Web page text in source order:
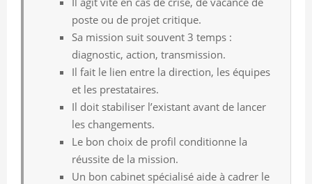
poste ou de projet critique.
Sa mission suit souvent 3 temps :
diagnostic, action, transmission.
Il fait le lien entre la direction, les équipes
et les prestataires.
Il doit stabiliser l’existant avant de lancer
les changements.
Le bon choix de profil conditionne la
réussite de la mission.
Un bon cabinet spécialisé aide à cadrer le